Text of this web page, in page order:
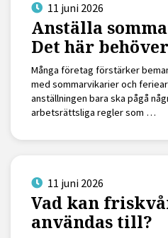
11 juni 2026
Anställa
Det här
Många företag förstärker
med sommarvikarier och
anställningen bara ska pågå
arbetsrättsliga regler som …
11 juni 2026
Vad kan
användas till?